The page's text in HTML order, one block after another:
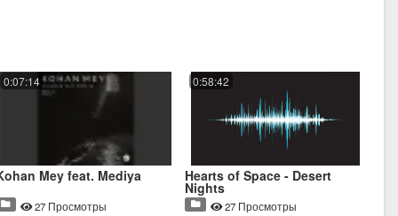
0:07:14
Mey feat. Mediya
27 Просмотры
0:58:42
Hearts of Space - Desert
Nights
27 Просмотры